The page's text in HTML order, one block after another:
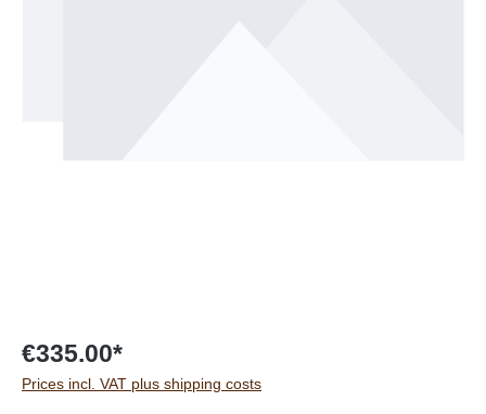
€335.00*
Prices incl. VAT plus shipping costs